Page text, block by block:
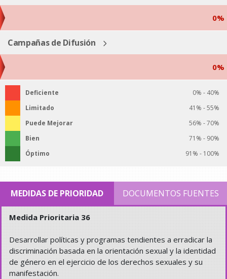
0%
Campañas de Difusión
0%
Deficiente
0% - 40%
Limitado
41% - 55%
Puede Mejorar
56% - 70%
Bien
71% - 90%
Óptimo
91% - 100%
MEDIDAS DE PRIORIDAD DOCUMENTOS FUENTES
Medida Prioritaria 36
Desarrollar políticas y programas tendientes a erradicar la
discriminación basada en la orientación sexual y la identidad
de género en el ejercicio de los derechos sexuales y su
manifestación.